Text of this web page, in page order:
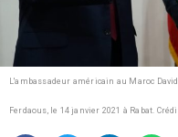
L'ambassadeur américain au Maroc
Ferdaous, le 14 janvier 2021 à Rabat.